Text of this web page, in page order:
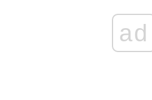
ad